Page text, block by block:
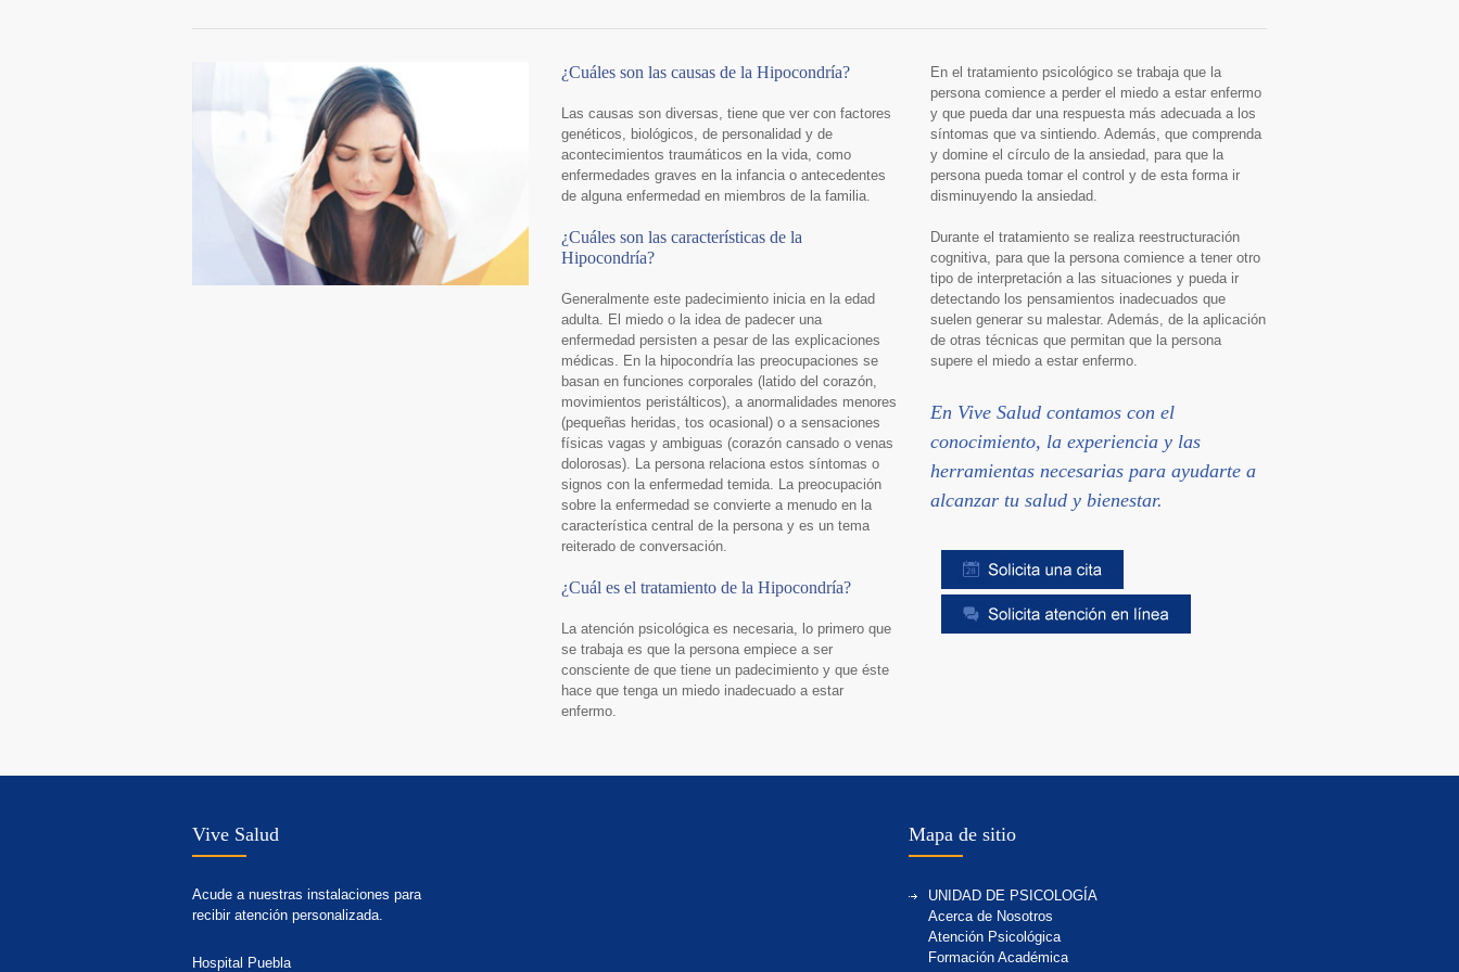
¿Cuáles son las causas de la Hipocondría?
Las causas son diversas, tiene que ver con factores
genéticos, biológicos, de personalidad y de
acontecimientos traumáticos en la vida, como
enfermedades graves en la infancia o antecedentes
de alguna enfermedad en miembros de la familia.
¿Cuáles son las características de la
Hipocondría?
Generalmente este padecimiento inicia en la edad
adulta. El miedo o la idea de padecer una
enfermedad persisten a pesar de las explicaciones
médicas. En la hipocondría las preocupaciones se
basan en funciones corporales (latido del corazón,
movimientos peristálticos), a anormalidades menores
(pequeñas heridas, tos ocasional) o a sensaciones
físicas vagas y ambiguas (corazón cansado o venas
dolorosas). La persona relaciona estos síntomas o
signos con la enfermedad temida. La preocupación
sobre la enfermedad se convierte a menudo en la
característica central de la persona y es un tema
reiterado de conversación.
¿Cuál es el tratamiento de la Hipocondría?
La atención psicológica es necesaria, lo primero que
se trabaja es que la persona empiece a ser
consciente de que tiene un padecimiento y que éste
hace que tenga un miedo inadecuado a estar
enfermo.
En el tratamiento psicológico se trabaja que la
persona comience a perder el miedo a estar enfermo
y que pueda dar una respuesta más adecuada a los
síntomas que va sintiendo. Además, que comprenda
y domine el círculo de la ansiedad, para que la
persona pueda tomar el control y de esta forma ir
disminuyendo la ansiedad.
Durante el tratamiento se realiza reestructuración
cognitiva, para que la persona comience a tener otro
tipo de interpretación a las situaciones y pueda ir
detectando los pensamientos inadecuados que
suelen generar su malestar. Además, de la aplicación
de otras técnicas que permitan que la persona
supere el miedo a estar enfermo.
En Vive Salud contamos con el
conocimiento, la experiencia y las
herramientas necesarias para ayudarte a
alcanzar tu salud y bienestar.
Vive Salud
Acude a nuestras instalaciones para
recibir atención personalizada.
Hospital Puebla
Mapa de sitio
UNIDAD DE PSICOLOGÍA
Acerca de Nosotros
Atención Psicológica
Formación Académica